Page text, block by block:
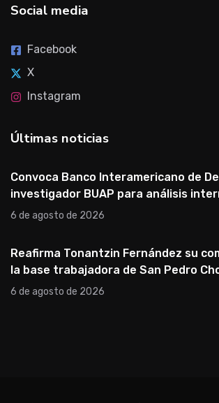
Social media
Facebook
X
Instagram
Últimas noticias
Convoca Banco Interamericano de
investigador BUAP para análisis
6 de agosto de 2026
Reafirma Tonantzin Fernández su
la base trabajadora de San Pedro
6 de agosto de 2026